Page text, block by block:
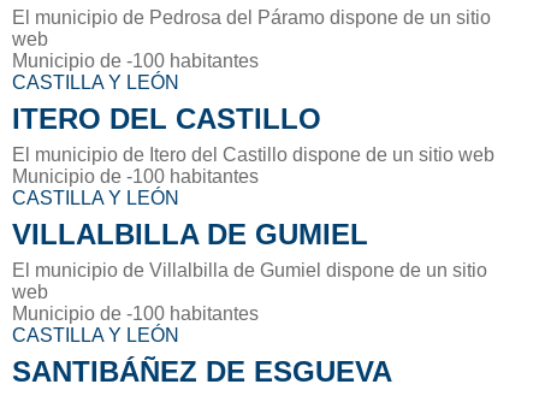
El municipio de Pedrosa del Páramo dispone de un sitio
web
Municipio de -100 habitantes
CASTILLA Y LEÓN
ITERO DEL CASTILLO
El municipio de Itero del Castillo dispone de un sitio web
Municipio de -100 habitantes
CASTILLA Y LEÓN
VILLALBILLA DE GUMIEL
El municipio de Villalbilla de Gumiel dispone de un sitio
web
Municipio de -100 habitantes
CASTILLA Y LEÓN
SANTIBÁÑEZ DE ESGUEVA